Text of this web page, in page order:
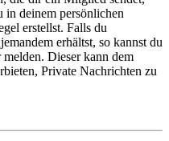
in deinem persönlichen
erstellst. Falls du
erhältst, so kannst du
Dieser kann dem
Private Nachrichten zu